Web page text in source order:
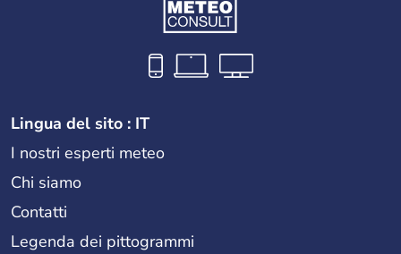
Lingua del sito : IT
I nostri esperti meteo
Chi siamo
Contatti
Legenda dei pittogrammi